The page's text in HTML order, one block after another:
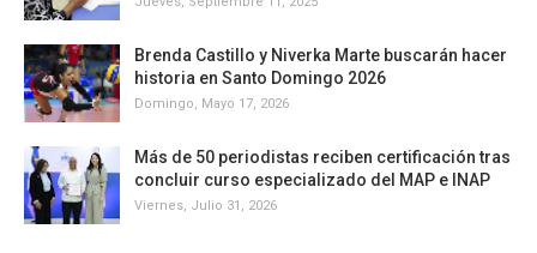
Brenda Castillo y Niverka Marte buscarán hacer
historia en Santo Domingo 2026
Domingo, Mayo 17, 2026
Más de 50 periodistas reciben certificación tras
concluir curso especializado del MAP e INAP
Viernes, Julio 31, 2026